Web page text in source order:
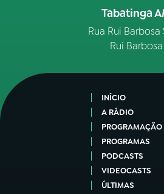
Tabatinga
Rua Rui Barbosa
Rui Barbosa
INÍCIO
A RÁDIO
PROGRAMAÇÃO
PROGRAMAS
PODCASTS
VIDEOCASTS
ÚLTIMAS